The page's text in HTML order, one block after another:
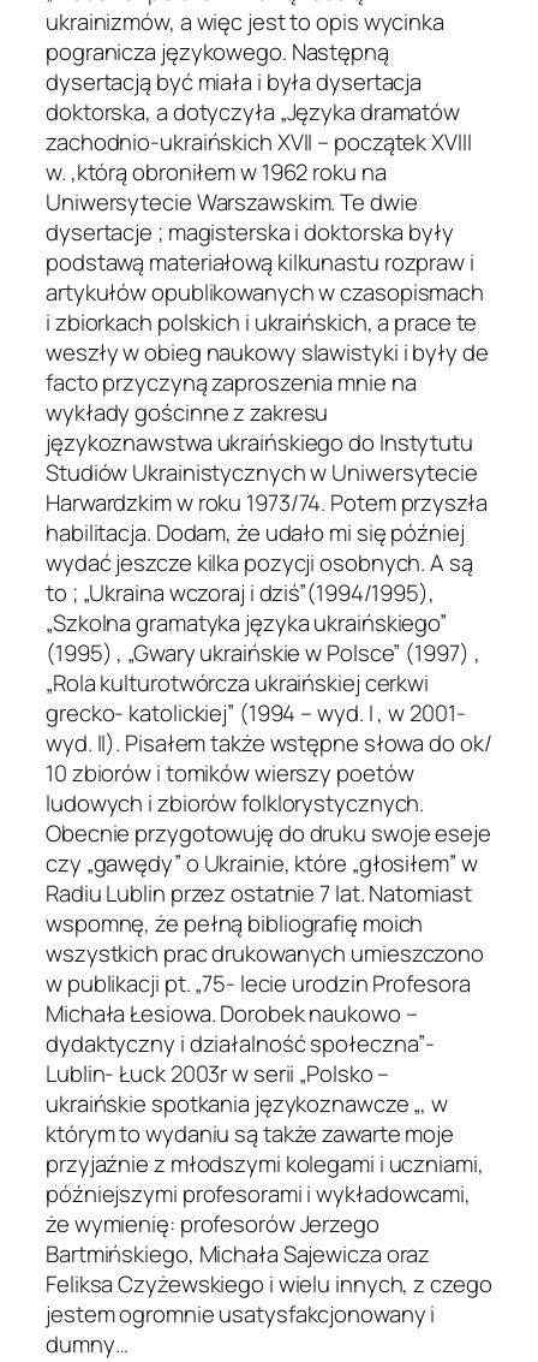
ukrainizmów, a więc jest to opis wycinka
pogranicza językowego. Następną
dysertacją być miała i była dysertacja
doktorska, a dotyczyła „Języka dramatów
zachodnio-ukraińskich XVII – początek XVIII
w. ,którą obroniłem w 1962 roku na
Uniwersytecie Warszawskim. Te dwie
dysertacje ; magisterska i doktorska były
podstawą materiałową kilkunastu rozpraw i
artykułów opublikowanych w czasopismach
i zbiorkach polskich i ukraińskich, a prace te
weszły w obieg naukowy slawistyki i były de
facto przyczyną zaproszenia mnie na
wykłady gościnne z zakresu
językoznawstwa ukraińskiego do Instytutu
Studiów Ukrainistycznych w Uniwersytecie
Harwardzkim w roku 1973/74. Potem przyszła
habilitacja. Dodam, że udało mi się później
wydać jeszcze kilka pozycji osobnych. A są
to ; „Ukraina wczoraj i dziś”(1994/1995),
„Szkolna gramatyka języka ukraińskiego”
(1995) , „Gwary ukraińskie w Polsce” (1997) ,
„Rola kulturotwórcza ukraińskiej cerkwi
grecko- katolickiej” (1994 – wyd. I , w 2001-
wyd. II). Pisałem także wstępne słowa do ok/
10 zbiorów i tomików wierszy poetów
ludowych i zbiorów folklorystycznych.
Obecnie przygotowuję do druku swoje eseje
czy „gawędy” o Ukrainie, które „głosiłem” w
Radiu Lublin przez ostatnie 7 lat. Natomiast
wspomnę, że pełną bibliografię moich
wszystkich prac drukowanych umieszczono
w publikacji pt. „75- lecie urodzin Profesora
Michała Łesiowa. Dorobek naukowo –
dydaktyczny i działalność społeczna”-
Lublin- Łuck 2003r w serii „Polsko –
ukraińskie spotkania językoznawcze „, w
którym to wydaniu są także zawarte moje
przyjaźnie z młodszymi kolegami i uczniami,
późniejszymi profesorami i wykładowcami,
że wymienię: profesorów Jerzego
Bartmińskiego, Michała Sajewicza oraz
Feliksa Czyżewskiego i wielu innych, z czego
jestem ogromnie usatysfakcjonowany i
dumny…